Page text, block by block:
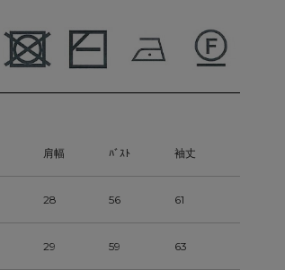
肩幅 ﾊﾞｽﾄ 袖丈
28 56 61
29 59 63